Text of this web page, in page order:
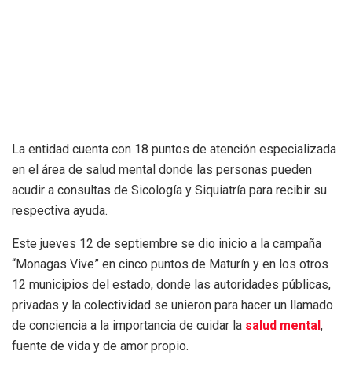
La entidad cuenta con 18 puntos de atención especializada
en el área de salud mental donde las personas pueden
acudir a consultas de Sicología y Siquiatría para recibir su
respectiva ayuda.
Este jueves 12 de septiembre se dio inicio a la campaña
“Monagas Vive” en cinco puntos de Maturín y en los otros
12 municipios del estado, donde las autoridades públicas,
privadas y la colectividad se unieron para hacer un llamado
de conciencia a la importancia de cuidar la salud mental,
fuente de vida y de amor propio.